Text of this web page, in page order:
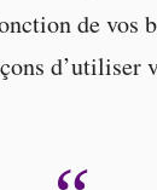
de vos
d’utiliser